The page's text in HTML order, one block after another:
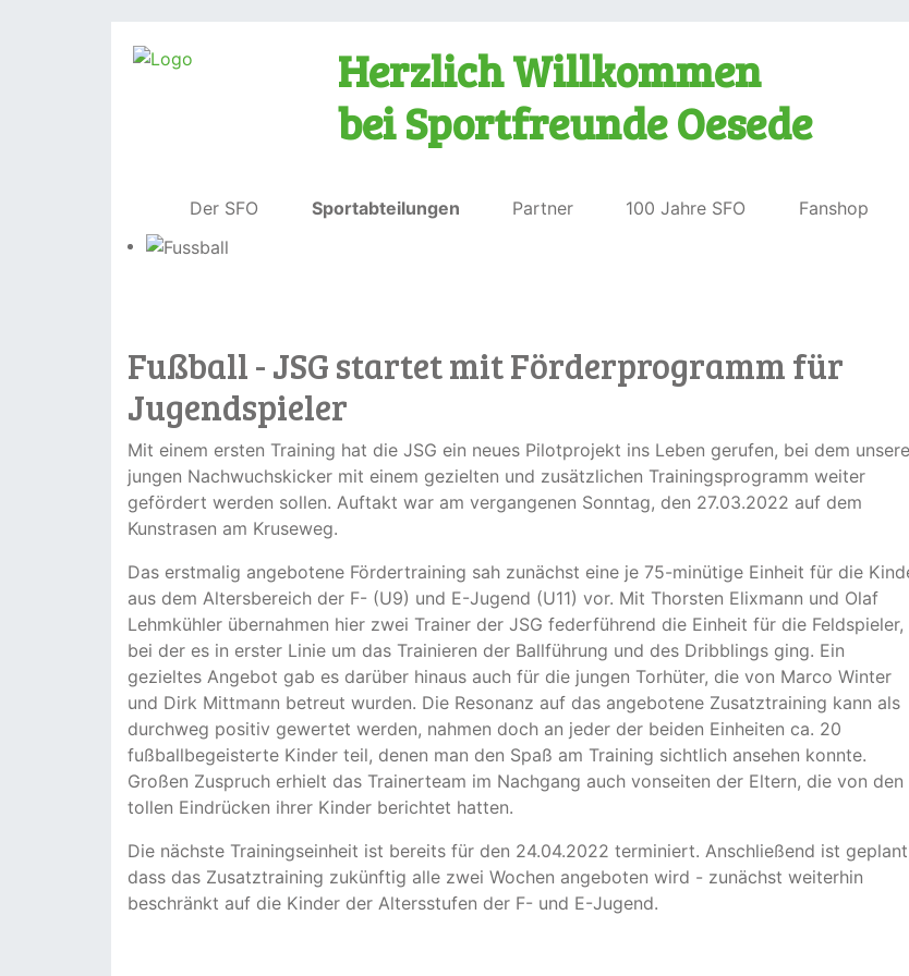
Herzlich Willkommen
bei Sportfreunde Oesede
Der SFO Sportabteilungen Partner 100 Jahre SFO Fanshop
Fußball - JSG startet mit Förderprogramm für
Jugendspieler
Mit einem ersten Training hat die JSG ein neues Pilotprojekt ins Leben gerufen, bei dem unsere
jungen Nachwuchskicker mit einem gezielten und zusätzlichen Trainingsprogramm weiter
gefördert werden sollen. Auftakt war am vergangenen Sonntag, den 27.03.2022 auf dem
Kunstrasen am Kruseweg.
Das erstmalig angebotene Fördertraining sah zunächst eine je 75-minütige Einheit für die
aus dem Altersbereich der F- (U9) und E-Jugend (U11) vor. Mit Thorsten Elixmann und Olaf
Lehmkühler übernahmen hier zwei Trainer der JSG federführend die Einheit für die Feldspieler,
bei der es in erster Linie um das Trainieren der Ballführung und des Dribblings ging. Ein
gezieltes Angebot gab es darüber hinaus auch für die jungen Torhüter, die von Marco Winter
und Dirk Mittmann betreut wurden. Die Resonanz auf das angebotene Zusatztraining kann als
durchweg positiv gewertet werden, nahmen doch an jeder der beiden Einheiten ca. 20
fußballbegeisterte Kinder teil, denen man den Spaß am Training sichtlich ansehen konnte.
Großen Zuspruch erhielt das Trainerteam im Nachgang auch vonseiten der Eltern, die von den
tollen Eindrücken ihrer Kinder berichtet hatten.
Die nächste Trainingseinheit ist bereits für den 24.04.2022 terminiert. Anschließend ist
dass das Zusatztraining zukünftig alle zwei Wochen angeboten wird - zunächst weiterhin
beschränkt auf die Kinder der Altersstufen der F- und E-Jugend.